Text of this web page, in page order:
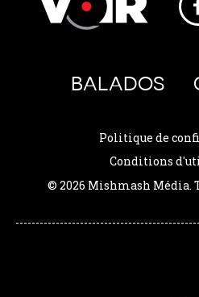
BALADOS
Politique de
Conditions
© 2026 Mishmash Média.